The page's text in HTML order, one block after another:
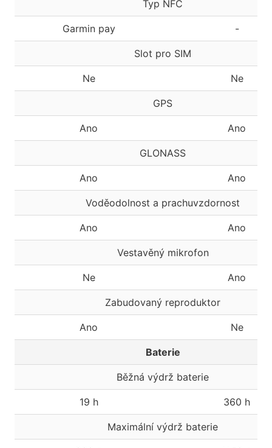
Typ NFC
Garmin pay -
Slot pro SIM
Ne Ne
GPS
Ano Ano
GLONASS
Ano Ano
Voděodolnost a prachuvzdornost
Ano Ano
Vestavěný mikrofon
Ne Ano
Zabudovaný reproduktor
Ano Ne
Baterie
Běžná výdrž baterie
19 h 360 h
Maximální výdrž baterie